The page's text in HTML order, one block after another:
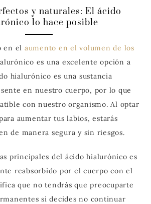
y naturales: El ácido
lo hace posible
en el aumento en el volumen de los
es una excelente opción a
hialurónico es una sustancia
en nuestro cuerpo, por lo que
con nuestro organismo. Al optar
aumentar tus labios, estarás
de manera segura y sin riesgos.
principales del ácido hialurónico es
reabsorbido por el cuerpo con el
que no tendrás que preocuparte
si decides no continuar